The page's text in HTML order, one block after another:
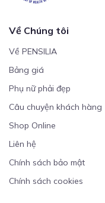
Về Chúng tôi
Về PENSILIA
Bảng giá
Phụ nữ phải đẹp
Câu chuyện khách hàng
Shop Online
Liên hệ
Chính sách bảo mật
Chính sách cookies